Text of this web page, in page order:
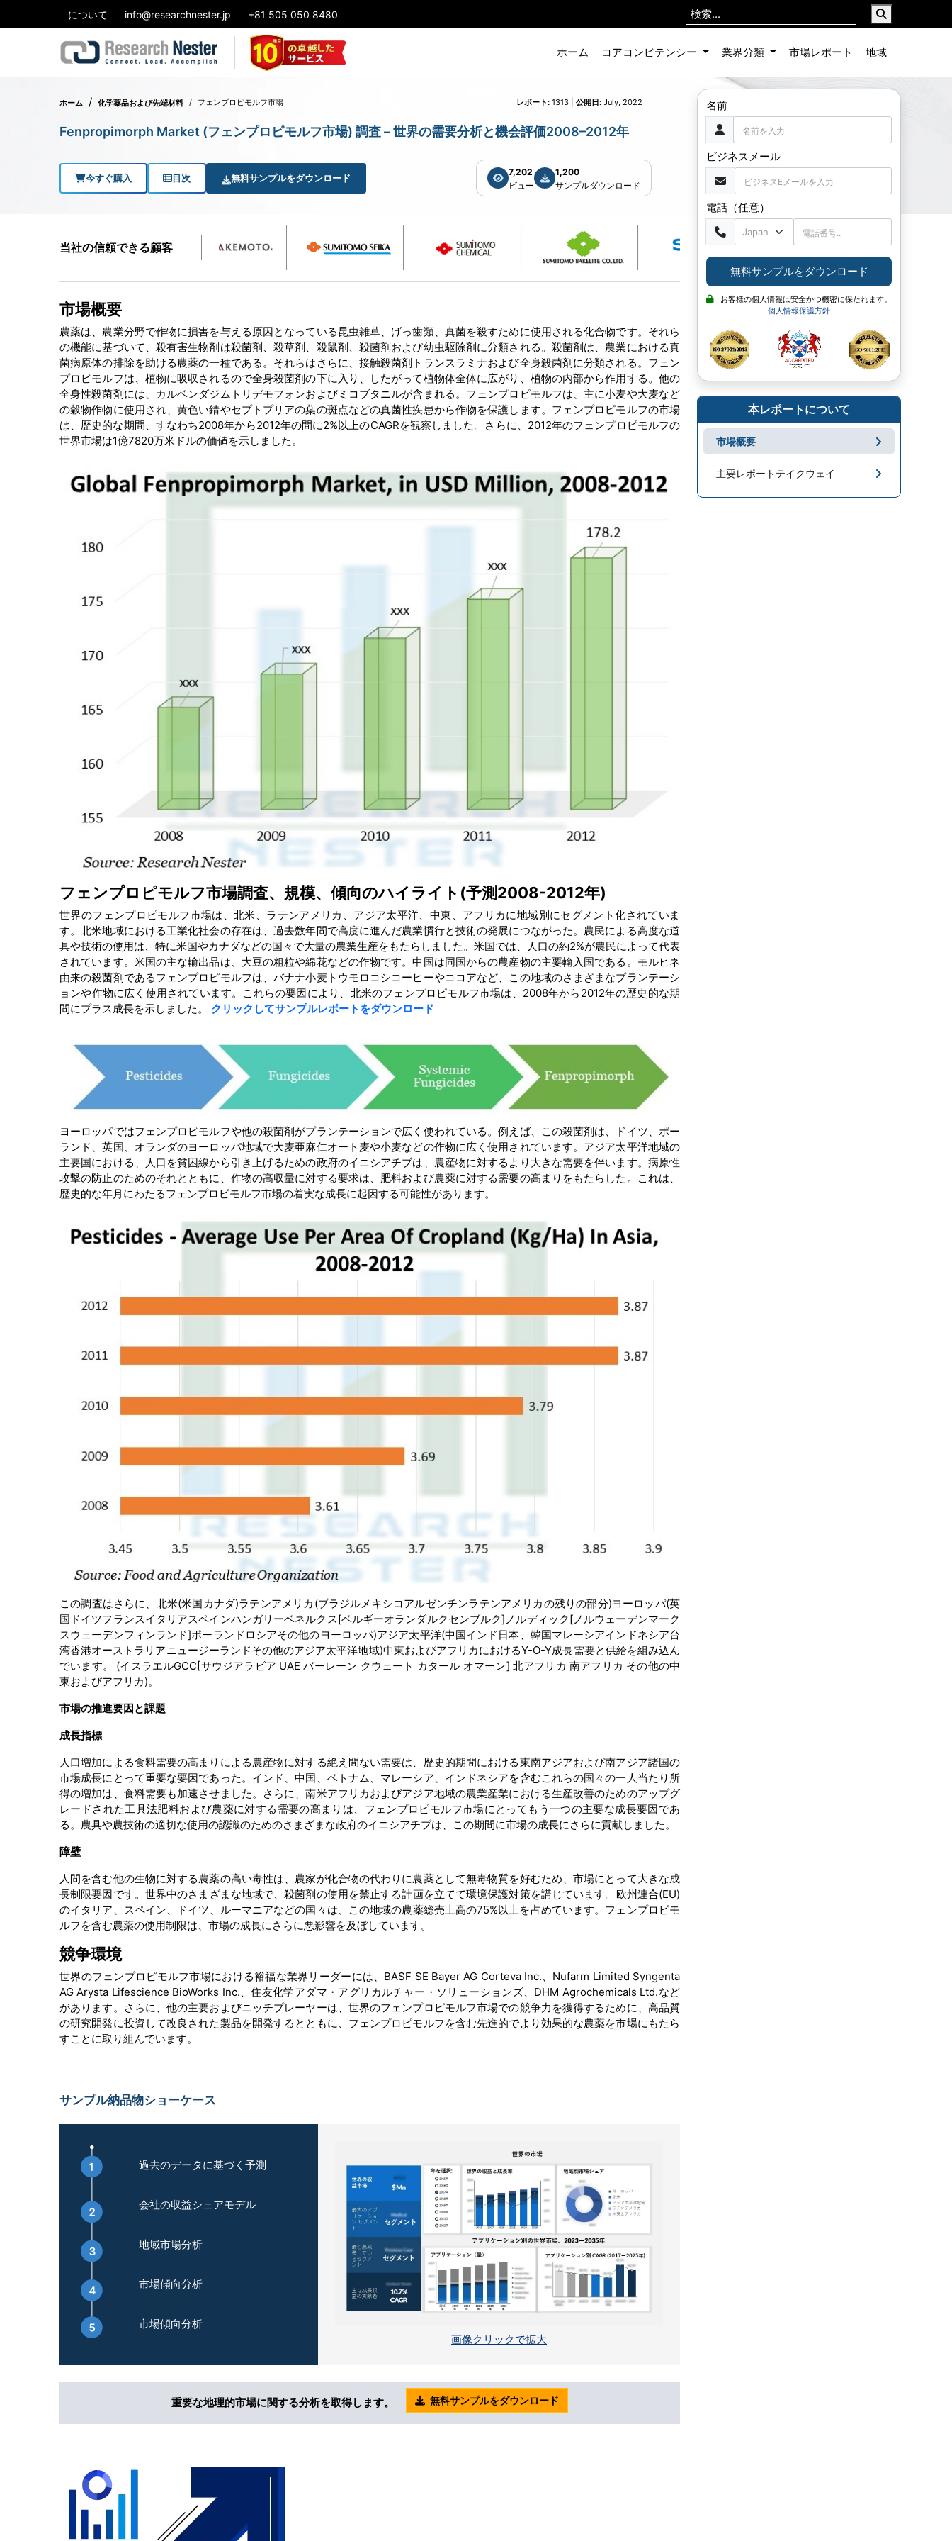
について info@researchnester.jp +81 505 050 8480
ホーム コアコンピテンシー 業界分類 市場レポート 地域
ホーム 化学薬品および先端材料 フェンプロピモルフ市場 レポート: 1313 | 公開日: July, 2022
Fenpropimorph Market (フェンプロピモルフ市場) 調査 – 世界の需要分析と機会評価2008–2012年
今すぐ購入 目次 無料サンプルをダウンロード
7,202
ビュー
1,200
サンプルダウンロード
当社の信頼できる顧客
市場概要
農薬は、農業分野で作物に損害を与える原因となっている昆虫雑草、げっ歯類、真菌を殺すために使用される化合物です。それら
の機能に基づいて、殺有害生物剤は殺菌剤、殺草剤、殺鼠剤、殺菌剤および幼虫駆除剤に分類される。殺菌剤は、農業における真
菌病原体の排除を助ける農薬の一種である。それらはさらに、接触殺菌剤トランスラミナおよび全身殺菌剤に分類される。フェン
プロピモルフは、植物に吸収されるので全身殺菌剤の下に入り、したがって植物体全体に広がり、植物の内部から作用する。他の
全身性殺菌剤には、カルベンダジムトリデモフォンおよびミコブタニルが含まれる。フェンプロピモルフは、主に小麦や大麦など
の穀物作物に使用され、黄色い錆やセプトプリアの葉の斑点などの真菌性疾患から作物を保護します。フェンプロピモルフの市場
は、歴史的な期間、すなわち2008年から2012年の間に2%以上のCAGRを観察しました。さらに、2012年のフェンプロピモルフの
世界市場は1億7820万米ドルの価値を示しました。
フェンプロピモルフ市場調査、規模、傾向のハイライト(予測2008-2012年)
世界のフェンプロピモルフ市場は、北米、ラテンアメリカ、アジア太平洋、中東、アフリカに地域別にセグメント化されていま
す。北米地域における工業化社会の存在は、過去数年間で高度に進んだ農業慣行と技術の発展につながった。農民による高度な道
具や技術の使用は、特に米国やカナダなどの国々で大量の農業生産をもたらしました。米国では、人口の約2%が農民によって代表
されています。米国の主な輸出品は、大豆の粗粒や綿花などの作物です。中国は同国からの農産物の主要輸入国である。モルヒネ
由来の殺菌剤であるフェンプロピモルフは、バナナ小麦トウモロコシコーヒーやココアなど、この地域のさまざまなプランテーシ
ョンや作物に広く使用されています。これらの要因により、北米のフェンプロピモルフ市場は、2008年から2012年の歴史的な期
間にプラス成長を示しました。 クリックしてサンプルレポートをダウンロード
ヨーロッパではフェンプロピモルフや他の殺菌剤がプランテーションで広く使われている。例えば、この殺菌剤は、ドイツ、ポー
ランド、英国、オランダのヨーロッパ地域で大麦亜麻仁オート麦や小麦などの作物に広く使用されています。アジア太平洋地域の
主要国における、人口を貧困線から引き上げるための政府のイニシアチブは、農産物に対するより大きな需要を伴います。病原性
攻撃の防止のためのそれとともに、作物の高収量に対する要求は、肥料および農薬に対する需要の高まりをもたらした。これは、
歴史的な年月にわたるフェンプロピモルフ市場の着実な成長に起因する可能性があります。
この調査はさらに、北米(米国カナダ)ラテンアメリカ(ブラジルメキシコアルゼンチンラテンアメリカの残りの部分)ヨーロッパ(英
国ドイツフランスイタリアスペインハンガリーベネルクス[ベルギーオランダルクセンブルク]ノルディック[ノルウェーデンマーク
スウェーデンフィンランド]ポーランドロシアその他のヨーロッパ)アジア太平洋(中国インド日本、韓国マレーシアインドネシア台
湾香港オーストラリアニュージーランドその他のアジア太平洋地域)中東およびアフリカにおけるY-O-Y成長需要と供給を組み込ん
でいます。 (イスラエルGCC[サウジアラビア UAE バーレーン クウェート カタール オマーン] 北アフリカ 南アフリカ その他の中
東およびアフリカ)。
市場の推進要因と課題
成長指標
人口増加による食料需要の高まりによる農産物に対する絶え間ない需要は、歴史的期間における東南アジアおよび南アジア諸国の
市場成長にとって重要な要因であった。インド、中国、ベトナム、マレーシア、インドネシアを含むこれらの国々の一人当たり所
得の増加は、食料需要も加速させました。さらに、南米アフリカおよびアジア地域の農業産業における生産改善のためのアップグ
レードされた工具法肥料および農薬に対する需要の高まりは、フェンプロピモルフ市場にとってもう一つの主要な成長要因であ
る。農具や農技術の適切な使用の認識のためのさまざまな政府のイニシアチブは、この期間に市場の成長にさらに貢献しました。
障壁
人間を含む他の生物に対する農薬の高い毒性は、農家が化合物の代わりに農薬として無毒物質を好むため、市場にとって大きな成
長制限要因です。世界中のさまざまな地域で、殺菌剤の使用を禁止する計画を立てて環境保護対策を講じています。欧州連合(EU)
のイタリア、スペイン、ドイツ、ルーマニアなどの国々は、この地域の農薬総売上高の75%以上を占めています。フェンプロピモ
ルフを含む農薬の使用制限は、市場の成長にさらに悪影響を及ぼしています。
競争環境
世界のフェンプロピモルフ市場における裕福な業界リーダーには、BASF SE Bayer AG Corteva Inc.、Nufarm Limited Syngenta
AG Arysta Lifescience BioWorks Inc.、住友化学アダマ・アグリカルチャー・ソリューションズ、DHM Agrochemicals Ltd.など
があります。さらに、他の主要およびニッチプレーヤーは、世界のフェンプロピモルフ市場での競争力を獲得するために、高品質
の研究開発に投資して改良された製品を開発するとともに、フェンプロピモルフを含む先進的でより効果的な農薬を市場にもたら
すことに取り組んでいます。
サンプル納品物ショーケース
過去のデータに基づく予測
会社の収益シェアモデル
地域市場分析
市場傾向分析
市場傾向分析
画像クリックで拡大
重要な地理的市場に関する分析を取得します。 無料サンプルをダウンロード
名前
ビジネスメール
電話（任意）
無料サンプルをダウンロード
お客様の個人情報は安全かつ機密に保たれます。
個人情報保護方針
本レポートについて
市場概要
主要レポートテイクウェイ